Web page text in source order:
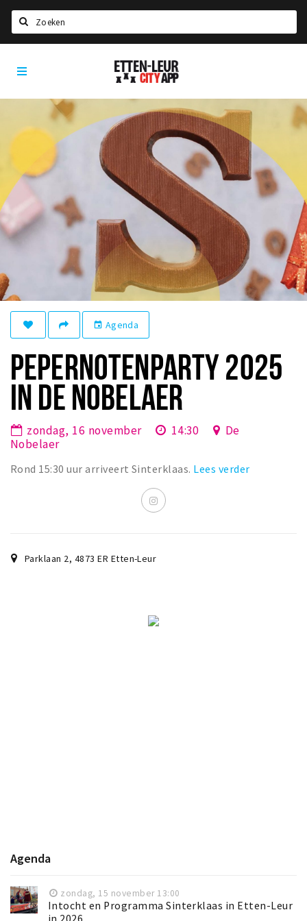
Home
Agenda
Party pics
Nieuws, interviews & blogs
Drinken
Slapen
Recreatief
Winkels
Winkelgebieden
Bezienswaardigheden
Musea, theaters & podia
Uitjes & activiteiten
Toeristische routes
Natuurgebieden
Etten-
Leur
event Agenda
PEPERNOTENPARTY 2025
IN DE NOBELAER
zondag, 16 november 14:30
De
Nobelaer
Rond 15:30 uur arriveert Sinterklaas. Lees verder
Parklaan 2, 4873 ER Etten-Leur
Agenda
zondag, 15 november 13:00
Intocht en Programma Sinterklaas in Etten-Leur